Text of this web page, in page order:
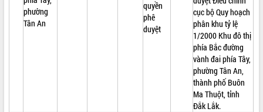
phường
Tân An
quyền
phê
duyệt
cục bộ Quy hoạch
phân khu tỷ lệ
1/2000 Khu đô thị
phía Bắc đường
vành đai phía Tây,
phường Tân An,
thành phố Buôn
Ma Thuột, tỉnh
Đắk Lắk.